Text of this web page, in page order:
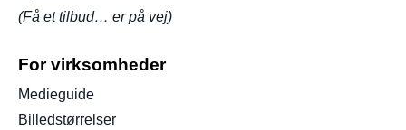
(Få et tilbud… er på vej)
For virksomheder
Medieguide
Billedstørrelser